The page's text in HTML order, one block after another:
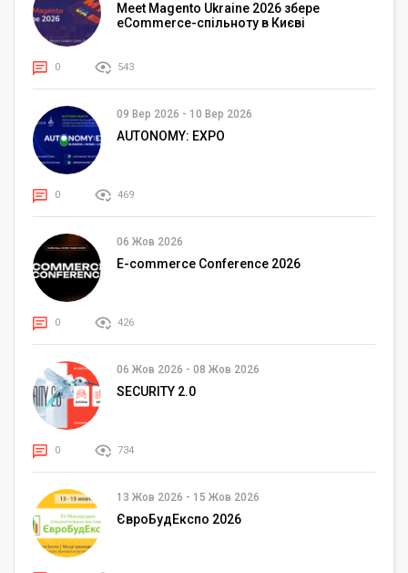
Meet Magento Ukraine 2026 збере
eCommerce-спільноту в Києві
0 543
09 Вер 2026 - 10 Вер 2026
AUTONOMY: EXPO
0 469
06 Жов 2026
E-commerce Conference 2026
0 426
06 Жов 2026 - 08 Жов 2026
SECURITY 2.0
0 734
13 Жов 2026 - 15 Жов 2026
ЄвроБудЕкспо 2026